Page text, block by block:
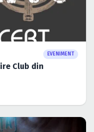
EVENIMENT
Club din